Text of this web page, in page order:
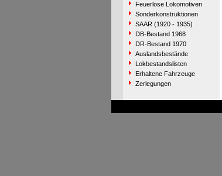
Feuerlose Lokomotiven
Sonderkonstruktionen
SAAR (1920 - 1935)
DB-Bestand 1968
DR-Bestand 1970
Auslandsbestände
Lokbestandslisten
Erhaltene Fahrzeuge
Zerlegungen